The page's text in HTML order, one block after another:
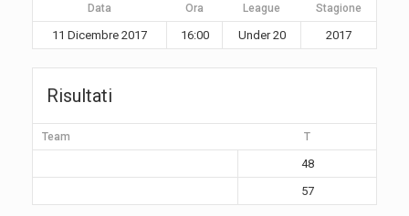
Data Ora League Stagione
11 Dicembre 2017 16:00 Under 20 2017
Risultati
Team T
48
57